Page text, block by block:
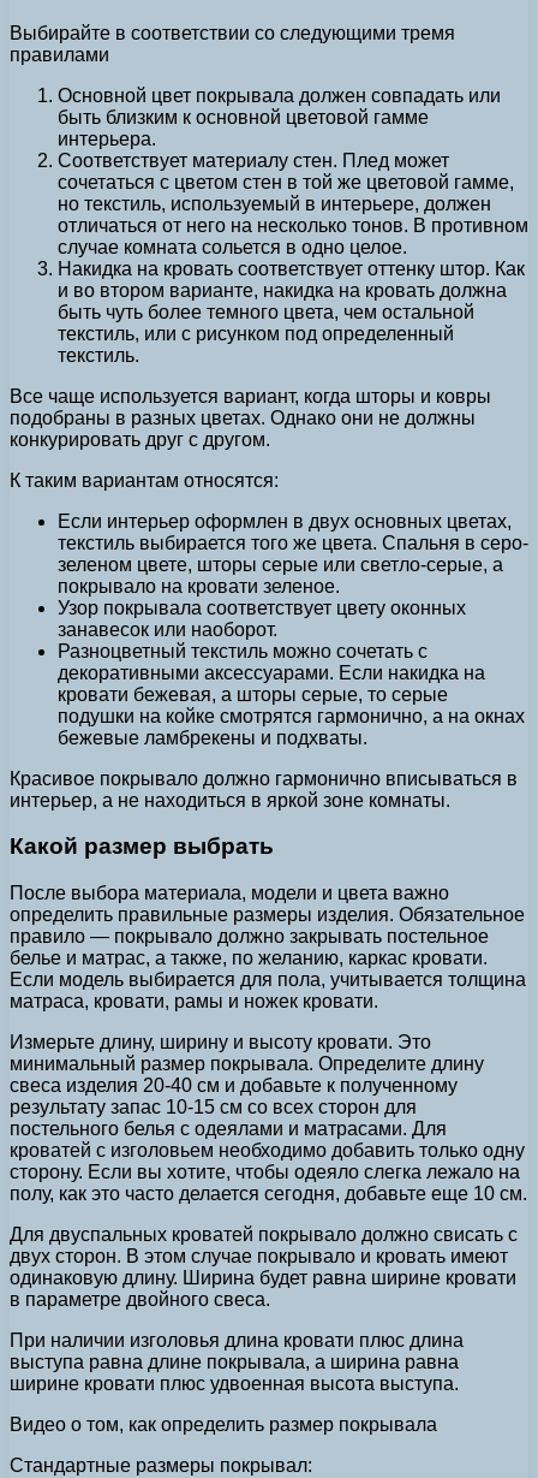
Выбирайте в соответствии со следующими тремя
правилами
Основной цвет покрывала должен совпадать или
быть близким к основной цветовой гамме
интерьера.
Соответствует материалу стен. Плед может
сочетаться с цветом стен в той же цветовой гамме,
но текстиль, используемый в интерьере, должен
отличаться от него на несколько тонов. В противном
случае комната сольется в одно целое.
Накидка на кровать соответствует оттенку штор. Как
и во втором варианте, накидка на кровать должна
быть чуть более темного цвета, чем остальной
текстиль, или с рисунком под определенный
текстиль.
Все чаще используется вариант, когда шторы и ковры
подобраны в разных цветах. Однако они не должны
конкурировать друг с другом.
К таким вариантам относятся:
Если интерьер оформлен в двух основных цветах,
текстиль выбирается того же цвета. Спальня в серо-
зеленом цвете, шторы серые или светло-серые, а
покрывало на кровати зеленое.
Узор покрывала соответствует цвету оконных
занавесок или наоборот.
Разноцветный текстиль можно сочетать с
декоративными аксессуарами. Если накидка на
кровати бежевая, а шторы серые, то серые
подушки на койке смотрятся гармонично, а на окнах
бежевые ламбрекены и подхваты.
Красивое покрывало должно гармонично вписываться в
интерьер, а не находиться в яркой зоне комнаты.
Какой размер выбрать
После выбора материала, модели и цвета важно
определить правильные размеры изделия. Обязательное
правило — покрывало должно закрывать постельное
белье и матрас, а также, по желанию, каркас кровати.
Если модель выбирается для пола, учитывается толщина
матраса, кровати, рамы и ножек кровати.
Измерьте длину, ширину и высоту кровати. Это
минимальный размер покрывала. Определите длину
свеса изделия 20-40 см и добавьте к полученному
результату запас 10-15 см со всех сторон для
постельного белья с одеялами и матрасами. Для
кроватей с изголовьем необходимо добавить только одну
сторону. Если вы хотите, чтобы одеяло слегка лежало на
полу, как это часто делается сегодня, добавьте еще 10 см.
Для двуспальных кроватей покрывало должно свисать с
двух сторон. В этом случае покрывало и кровать имеют
одинаковую длину. Ширина будет равна ширине кровати
в параметре двойного свеса.
При наличии изголовья длина кровати плюс длина
выступа равна длине покрывала, а ширина равна
ширине кровати плюс удвоенная высота выступа.
Видео о том, как определить размер покрывала
Стандартные размеры покрывал: